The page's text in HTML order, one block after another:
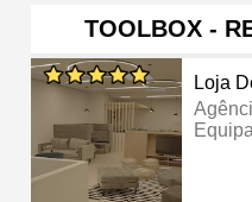
TOOLBOX -
Loja